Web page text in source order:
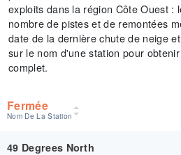
exploits dans la région Côte Ouest :
nombre de pistes et de remontées
date de la dernière chute de neige
sur le nom d'une station pour
complet.
Fermée
Nom De La Station
49 Degrees North